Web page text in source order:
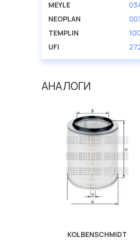
MEYLE
NEOPLAN
TEMPLIN
UFI
АНАЛОГИ
KOLBENSCHMIDT